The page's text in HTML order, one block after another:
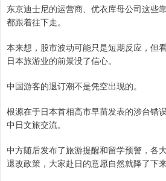
东京迪士尼的运营商、优衣库母公司这些
都跟着往下走。
本来想，股市波动可能只是短期反应，但
日本旅游业的前景没了信心。
中国游客的退订潮不是凭空出现的。
根源在于日本首相高市早苗发表的涉台错
中日文旅交流。
中方随后发布了旅游提醒和留学预警，各
退改政策，大家赴日的意愿自然就降了下来